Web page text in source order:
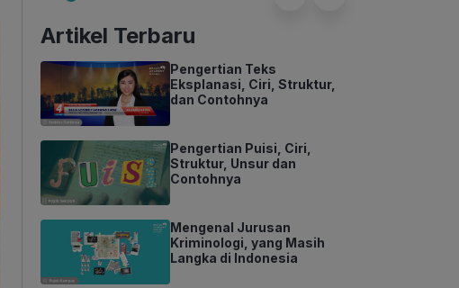
Artikel Terbaru
Pengertian Teks
Eksplanasi, Ciri, Struktur,
dan Contohnya
Pengertian Puisi, Ciri,
Struktur, Unsur dan
Contohnya
Mengenal Jurusan
Kriminologi, yang Masih
Langka di Indonesia